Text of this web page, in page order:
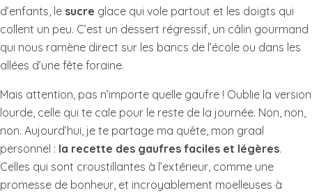
d’enfants, le sucre glace qui vole partout et les doigts qui
collent un peu. C’est un dessert régressif, un câlin gourmand
qui nous ramène direct sur les bancs de l’école ou dans les
allées d’une fête foraine.
Mais attention, pas n’importe quelle gaufre ! Oublie la version
lourde, celle qui te cale pour le reste de la journée. Non, non,
non. Aujourd’hui, je te partage ma quête, mon graal
personnel : la recette des gaufres faciles et légères.
Celles qui sont croustillantes à l’extérieur, comme une
promesse de bonheur, et incroyablement moelleuses à